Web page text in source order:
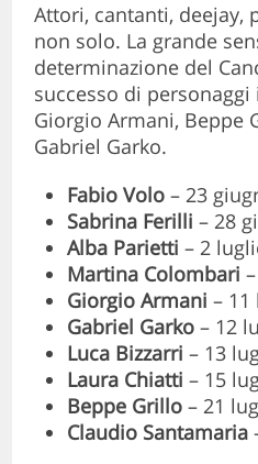
Attori, cantanti, deejay,
non solo. La grande
determinazione del
successo di
Giorgio Armani, Beppe
Gabriel Garko.
Fabio Volo – 23
Sabrina Ferilli – 28
Alba Parietti – 2
Martina Colombari
Giorgio Armani– 11
Gabriel Garko– 12
Luca Bizzarri – 13
Laura Chiatti – 15
Beppe Grillo – 21
Claudio Santamaria